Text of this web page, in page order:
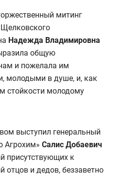
митинг
Щелковского
Надежда Владимировна
общую
и пожелала им
молодыми в душе, и, как
стойкости молодому
выступил генеральный
Агрохим» Салис Добаевич
присутствующих к
отцов и дедов, беззаветно